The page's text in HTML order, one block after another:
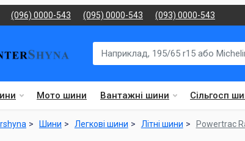
(096) 0000-543 (095) 0000-543 (093) 0000-543
Мото шини Вантажні шини Сільгосп
Шини Легкові шини Літні шини Powertrac